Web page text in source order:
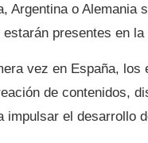
Argentina o Alemania
presentes en la
vez en España, los
de contenidos,
impulsar el desarrollo